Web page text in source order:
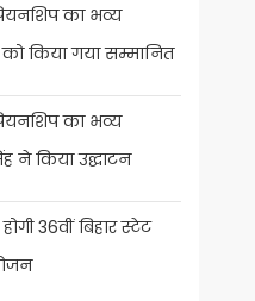
का भव्य
किया गया सम्मानित
का भव्य
ने किया उद्घाटन
36वीं बिहार स्टेट